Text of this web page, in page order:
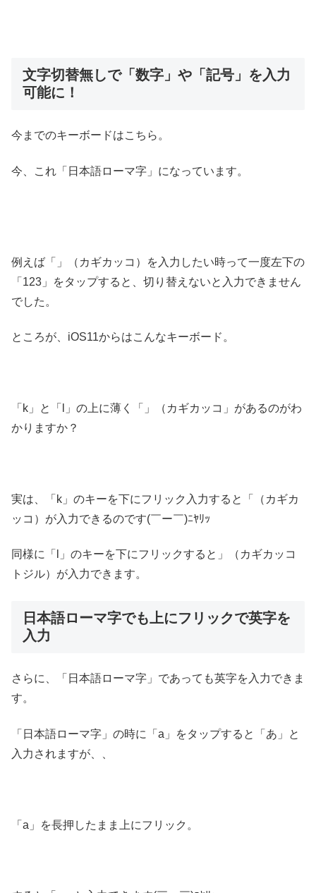
文字切替無しで「数字」や「記号」を入力
可能に！
今までのキーボードはこちら。
今、これ「日本語ローマ字」になっています。
例えば「」（カギカッコ）を入力したい時って一度左下の
「123」をタップすると、切り替えないと入力できません
でした。
ところが、iOS11からはこんなキーボード。
「k」と「l」の上に薄く「」（カギカッコ」があるのがわ
かりますか？
実は、「k」のキーを下にフリック入力すると「（カギカ
ッコ）が入力できるのです(￣ー￣)ﾆﾔﾘｯ
同様に「l」のキーを下にフリックすると」（カギカッコ
トジル）が入力できます。
日本語ローマ字でも上にフリックで英字を
入力
さらに、「日本語ローマ字」であっても英字を入力できま
す。
「日本語ローマ字」の時に「a」をタップすると「あ」と
入力されますが、、
「a」を長押したまま上にフリック。